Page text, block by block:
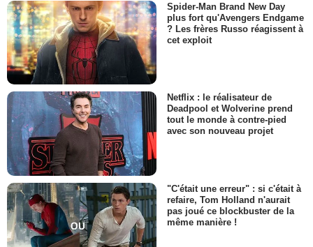
Spider-Man Brand New Day
plus fort qu'Avengers Endgame
? Les frères Russo réagissent à
cet exploit
Netflix : le réalisateur de
Deadpool et Wolverine prend
tout le monde à contre-pied
avec son nouveau projet
"C'était une erreur" : si c'était à
refaire, Tom Holland n'aurait
pas joué ce blockbuster de la
même manière !